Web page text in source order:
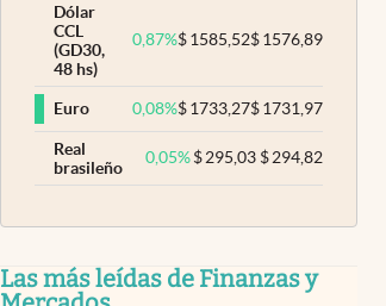
Dólar
CCL
(GD30,
48 hs)
0,87%$1585,52$1576,89
Euro 0,08%$1733,27$1731,97
Real
brasileño
0,05% $295,03 $294,82
Las más leídas de Finanzas y